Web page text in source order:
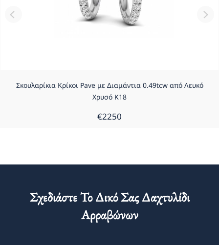
Σκουλαρίκια Κρίκοι Pave με Διαμάντια 0.49tcw από Λευκό
Χρυσό Κ18
€2250
Σχεδιάστε Το Δικό Σας Δαχτυλίδι
Αρραβώνων